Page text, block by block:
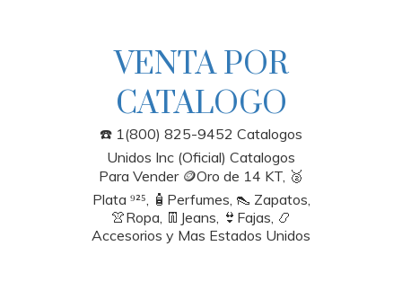
VENTA POR
CATALOGO
☎️ 1(800) 825-9452 Catalogos
Unidos Inc (Oficial) Catalogos
Para Vender 🪙Oro de 14 KT, 🥈
Plata ⁹²⁵, 🧴Perfumes, 👠 Zapatos,
👚Ropa, 👖Jeans, 👙Fajas, 📿
Accesorios y Mas Estados Unidos